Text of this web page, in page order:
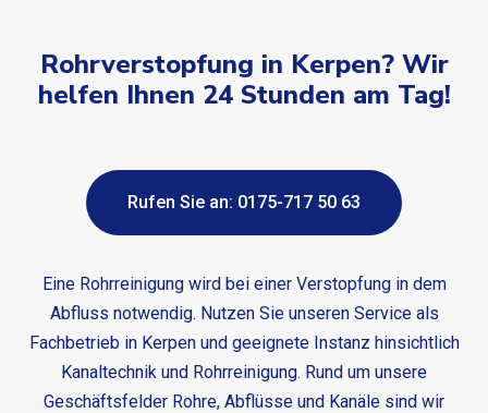
Rohrverstopfung in Kerpen? Wir
helfen Ihnen 24 Stunden am Tag!
Rufen Sie an: 0175-717 50 63
Eine Rohrreinigung wird bei einer Verstopfung in dem
Abfluss notwendig. Nutzen Sie unseren Service als
Fachbetrieb in Kerpen und geeignete Instanz hinsichtlich
Kanaltechnik und Rohrreinigung. Rund um unsere
Geschäftsfelder Rohre, Abflüsse und Kanäle sind wir